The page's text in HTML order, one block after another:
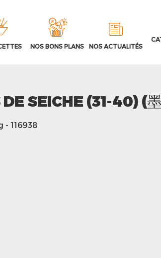
NOS BONS PLANS NOS ACTUALITÉS
SEICHE (31-40) (
- 116938